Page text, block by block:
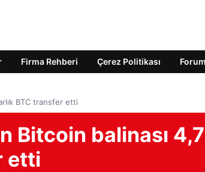
Firma Rehberi Çerez Politikası Forum
BTC transfer etti
Bitcoin balinası 4,7
etti